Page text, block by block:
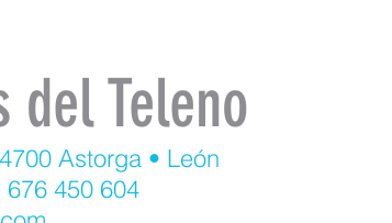
del Teleno
Astorga • León
450 604